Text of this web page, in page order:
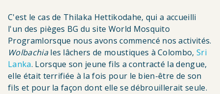
C'est le cas de Thilaka Hettikodahe, qui a accueilli
l'un des pièges BG du site World Mosquito
Programlorsque nous avons commencé nos activités.
Wolbachiales lâchers de moustiques à Colombo,Sri
Lanka. Lorsque son jeune fils a contracté la dengue,
elle était terrifiée à la fois pour le bien-être de son
fils et pour la façon dont elle se débrouillerait seule.